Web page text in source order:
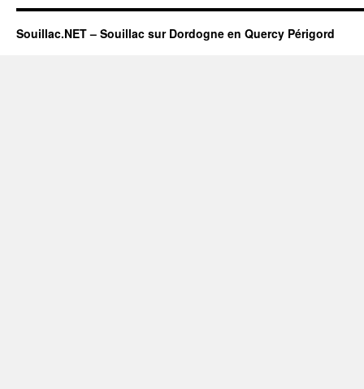
Souillac.NET – Souillac sur Dordogne en Quercy Périgord